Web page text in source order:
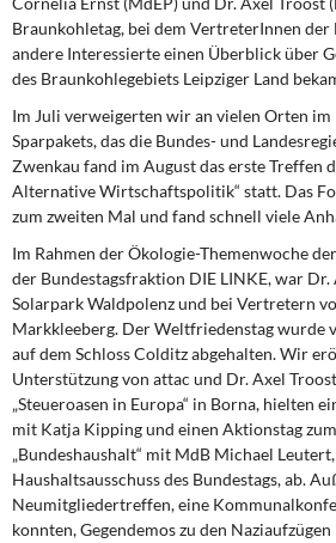
Braunkohletag, bei dem VertreterInnen der
andere Interessierte einen Überblick über
des Braunkohlegebiets Leipziger Land
Im Juli verweigerten wir an vielen Orten im
Sparpakets, das die Bundes- und
Zwenkau fand im August das erste Treffen
Alternative Wirtschaftspolitik“ statt. Das
zum zweiten Mal und fand schnell viele
Im Rahmen der Ökologie-Themenwoche
der Bundestagsfraktion DIE LINKE, war Dr.
Solarpark Waldpolenz und bei Vertretern
Markkleeberg. Der Weltfriedenstag wurde
auf dem Schloss Colditz abgehalten. Wir
Unterstützung von attac und Dr. Axel
„Steueroasen in Europa“ in Borna, hielten
mit Katja Kipping und einen Aktionstag
„Bundeshaushalt“ mit MdB Michael
Haushaltsausschuss des Bundestags, ab.
Neumitgliedertreffen, eine
konnten, Gegendemos zu den